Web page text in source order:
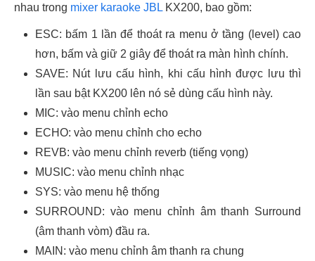
nhau trong mixer karaoke JBL KX200, bao gồm:
ESC: bấm 1 lần để thoát ra menu ở tầng (level) cao
hơn, bấm và giữ 2 giây để thoát ra màn hình chính.
SAVE: Nút lưu cấu hình, khi cấu hình được lưu thì
lần sau bật KX200 lên nó sẻ dùng cấu hình này.
MIC: vào menu chỉnh echo
ECHO: vào menu chỉnh cho echo
REVB: vào menu chỉnh reverb (tiếng vọng)
MUSIC: vào menu chỉnh nhạc
SYS: vào menu hệ thống
SURROUND: vào menu chỉnh âm thanh Surround
(âm thanh vòm) đầu ra.
MAIN: vào menu chỉnh âm thanh ra chung